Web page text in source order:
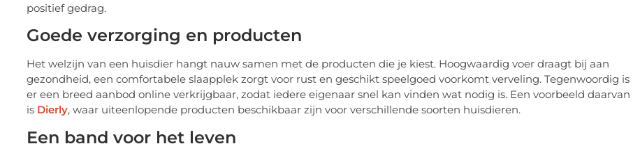
positief gedrag.
Goede verzorging en producten
Het welzijn van een huisdier hangt nauw samen met de producten die je kiest. Hoogwaardig voer draagt bij aan
gezondheid, een comfortabele slaapplek zorgt voor rust en geschikt speelgoed voorkomt verveling. Tegenwoordig is
er een breed aanbod online verkrijgbaar, zodat iedere eigenaar snel kan vinden wat nodig is. Een voorbeeld daarvan
is Dierly, waar uiteenlopende producten beschikbaar zijn voor verschillende soorten huisdieren.
Een band voor het leven